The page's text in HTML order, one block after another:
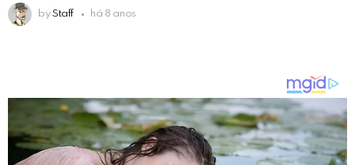
by Staff há 8 anos